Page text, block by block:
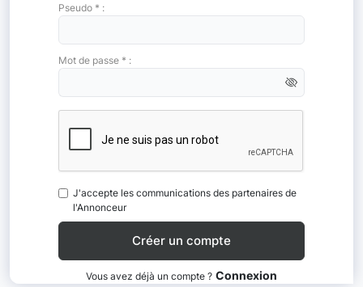
Pseudo * :
Mot de passe * :
J'accepte les communications des partenaires de
l'Annonceur
Vous avez déjà un compte ? Connexion